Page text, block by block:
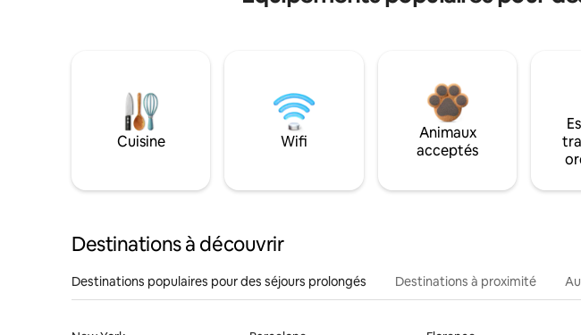
Cuisine Wifi
Animaux
acceptés
Destinations à découvrir
Destinations populaires pour des séjours prolongés Destinations à proximité